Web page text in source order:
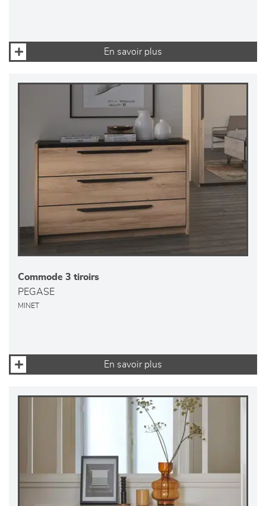
En savoir plus
Commode 3 tiroirs
PEGASE
MINET
En savoir plus